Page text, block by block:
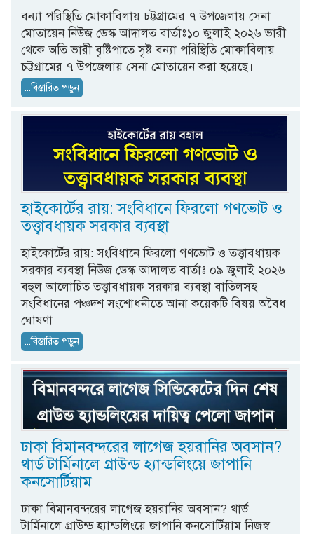
বন্যা পরিস্থিতি মোকাবিলায় চট্টগ্রামের ৭ উপজেলায় সেনা
মোতায়েন নিউজ ডেস্ক আদালত বার্তাঃ১০ জুলাই ২০২৬ ভারী
থেকে অতি ভারী বৃষ্টিপাতে সৃষ্ট বন্যা পরিস্থিতি মোকাবিলায়
চট্টগ্রামের ৭ উপজেলায় সেনা মোতায়েন করা হয়েছে।
...বিস্তারিত পড়ুন
হাইকোর্টের রায়: সংবিধানে ফিরলো গণভোট ও
তত্ত্বাবধায়ক সরকার ব্যবস্থা
হাইকোর্টের রায়: সংবিধানে ফিরলো গণভোট ও তত্ত্বাবধায়ক
সরকার ব্যবস্থা নিউজ ডেস্ক আদালত বার্তাঃ ০৯ জুলাই ২০২৬
বহুল আলোচিত তত্ত্বাবধায়ক সরকার ব্যবস্থা বাতিলসহ
সংবিধানের পঞ্চদশ সংশোধনীতে আনা কয়েকটি বিষয় অবৈধ
ঘোষণা
...বিস্তারিত পড়ুন
ঢাকা বিমানবন্দরের লাগেজ হয়রানির অবসান?
থার্ড টার্মিনালে গ্রাউন্ড হ্যান্ডলিংয়ে জাপানি
কনসোর্টিয়াম
ঢাকা বিমানবন্দরের লাগেজ হয়রানির অবসান? থার্ড
টার্মিনালে গ্রাউন্ড হ্যান্ডলিংয়ে জাপানি কনসোর্টিয়াম নিজস্ব